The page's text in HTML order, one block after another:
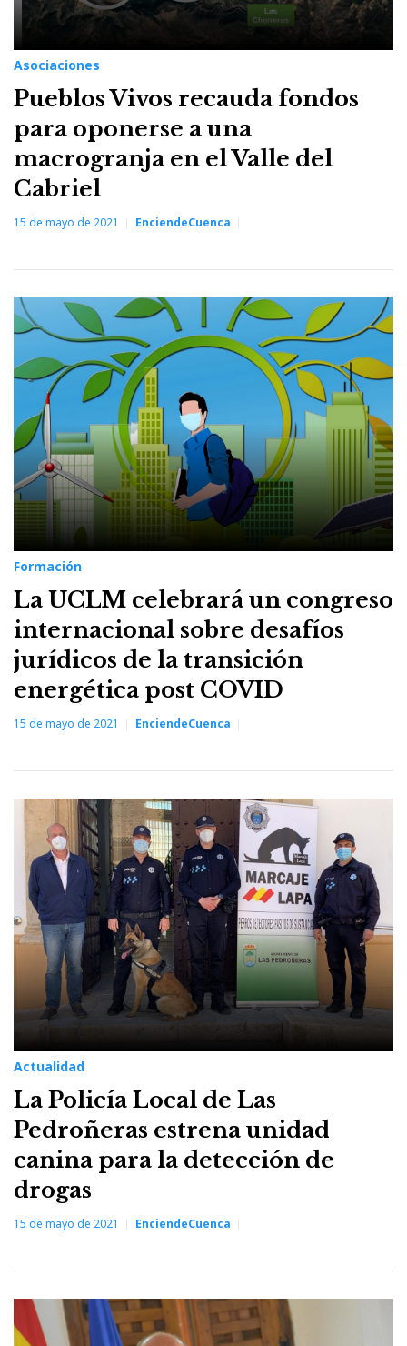
Asociaciones
Pueblos Vivos recauda fondos
para oponerse a una
macrogranja en el Valle del
Cabriel
15 de mayo de 2021 EnciendeCuenca
Formación
La UCLM celebrará un congreso
internacional sobre desafíos
jurídicos de la transición
energética post COVID
15 de mayo de 2021 EnciendeCuenca
Actualidad
La Policía Local de Las
Pedroñeras estrena unidad
canina para la detección de
drogas
15 de mayo de 2021 EnciendeCuenca